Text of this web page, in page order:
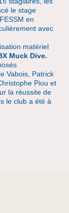
le stage
en
avec
matériel
Muck Dive.
Vabois, Patrick
Piou et
la réussite de
le club a été à